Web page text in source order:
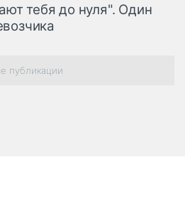
тебя до нуля". Один
публикации